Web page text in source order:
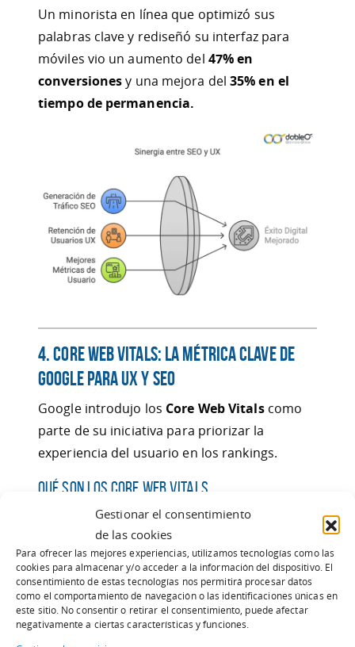
Gestionar el consentimiento
de las cookies
Para ofrecer las mejores experiencias, utilizamos tecnologías como las
cookies para almacenar y/o acceder a la información del dispositivo. El
consentimiento de estas tecnologías nos permitirá procesar datos
como el comportamiento de navegación o las identificaciones únicas en
este sitio. No consentir o retirar el consentimiento, puede afectar
negativamente a ciertas características y funciones.
Un minorista en línea que optimizó sus
palabras clave y rediseñó su interfaz para
móviles vio un aumento del 47% en
conversionesy una mejora del35% en el
tiempo de permanencia.
4. Core Web Vitals: La Métrica Clave de
Google para UX y SEO
Google introdujo los Core Web Vitalscomo
parte de su iniciativa para priorizar la
experiencia del usuario en los rankings.
Qué son los Core Web Vitals
Largest Contentful Paint (LCP):Evalúa la
velocidad de carga. Apunta a menos de
2,5 segundos.
First Input Delay (FID):Mide la rapidez de
respuesta a la interacción del usuario.
Mantén el FID por debajo de100 ms.